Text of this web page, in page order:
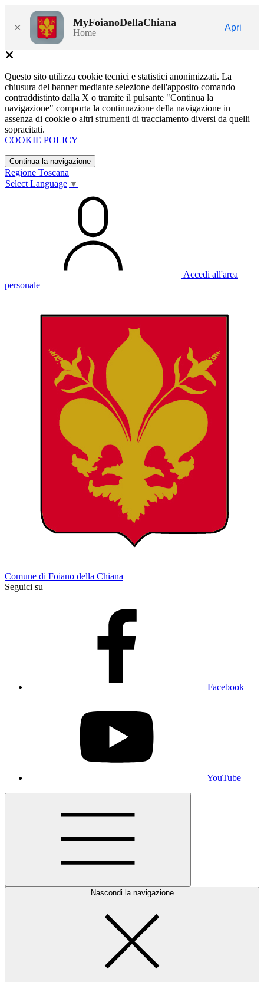
× MyFoianoDellaChiana
Home
Apri
Questo sito utilizza cookie tecnici e statistici anonimizzati. La
chiusura del banner mediante selezione dell'apposito comando
contraddistinto dalla X o tramite il pulsante "Continua la
navigazione" comporta la continuazione della navigazione in
assenza di cookie o altri strumenti di tracciamento diversi da quelli
sopracitati.
COOKIE POLICY
Continua la navigazione
Regione Toscana
Select Language ▼
Accedi all'area
personale
Comune di Foiano della Chiana
Seguici su
Facebook
YouTube
Nascondi la navigazione